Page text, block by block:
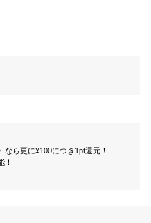
ら更に¥100につき1pt還元！
！